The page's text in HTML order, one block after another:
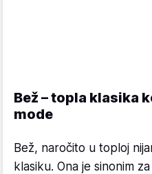
Bež – topla klasika
mode
Bež, naročito u toploj
klasiku. Ona je sinonim